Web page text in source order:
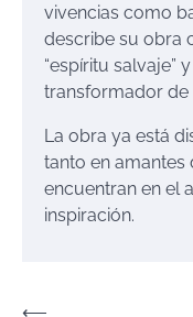
vivencias como
describe su obra
“espíritu salvaje”
transformador de
La obra ya está
tanto en amantes
encuentran en el
inspiración.
⟵